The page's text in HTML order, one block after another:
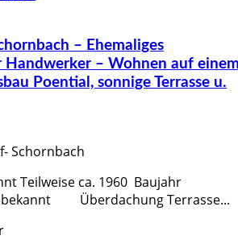
– Ehemaliges
Handwerker – Wohnen auf
Poential, sonnige Terrasse u.
Schornbach
Teilweise ca. 1960 Baujahr
Überdachung Terrasse...